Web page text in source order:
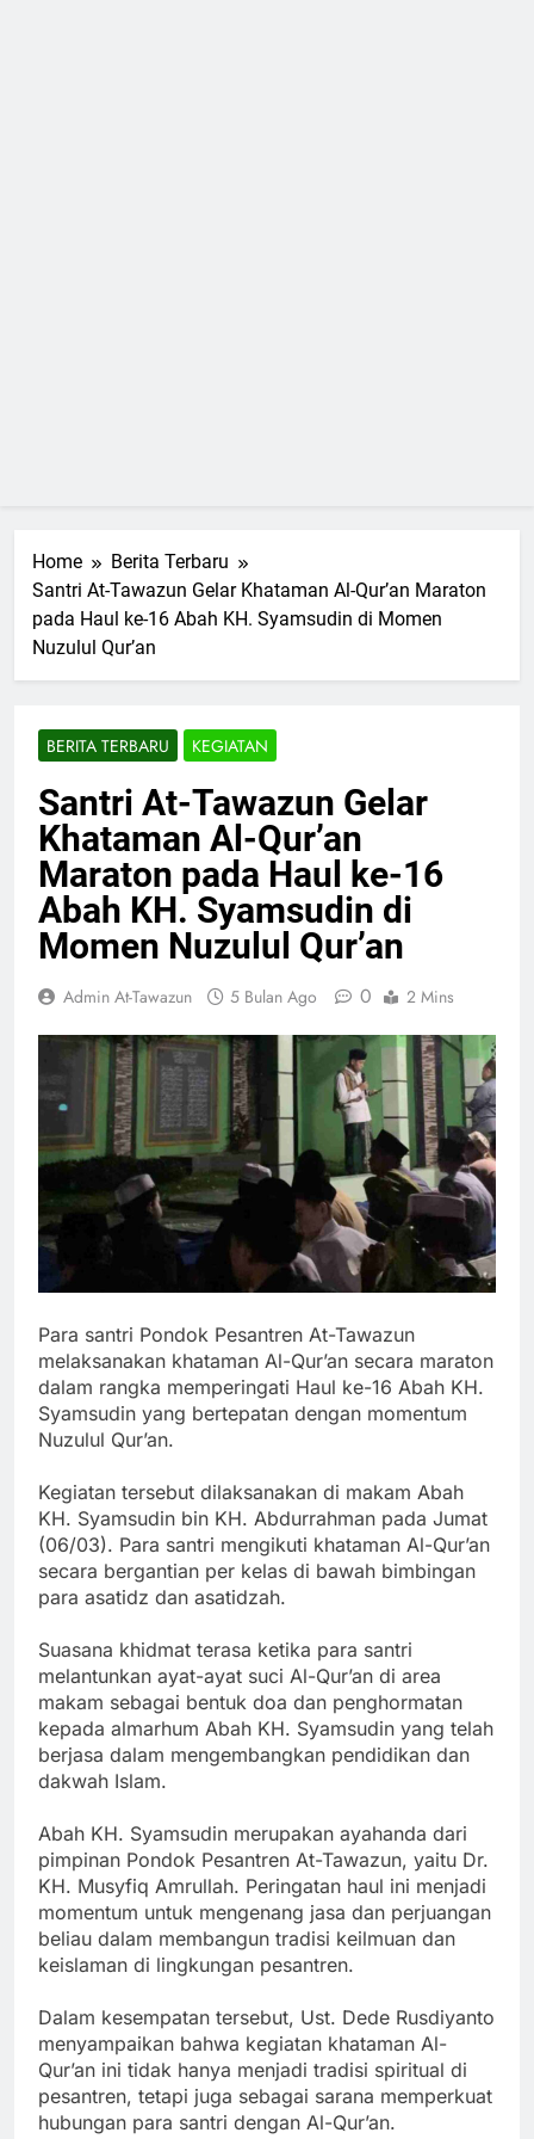
Home
Berita Terbaru
Santri At-Tawazun Gelar Khataman Al-Qur’an Maraton
pada Haul ke-16 Abah KH. Syamsudin di Momen
Nuzulul Qur’an
BERITA TERBARU KEGIATAN
Santri At-Tawazun Gelar
Khataman Al-Qur’an
Maraton pada Haul ke-16
Abah KH. Syamsudin di
Momen Nuzulul Qur’an
Admin At-Tawazun 5 Bulan Ago 0 2 Mins
Para santri Pondok Pesantren At-Tawazun
melaksanakan khataman Al-Qur’an secara maraton
dalam rangka memperingati Haul ke-16 Abah KH.
Syamsudin yang bertepatan dengan momentum
Nuzulul Qur’an.
Kegiatan tersebut dilaksanakan di makam Abah
KH. Syamsudin bin KH. Abdurrahman pada Jumat
(06/03). Para santri mengikuti khataman Al-Qur’an
secara bergantian per kelas di bawah bimbingan
para asatidz dan asatidzah.
Suasana khidmat terasa ketika para santri
melantunkan ayat-ayat suci Al-Qur’an di area
makam sebagai bentuk doa dan penghormatan
kepada almarhum Abah KH. Syamsudin yang telah
berjasa dalam mengembangkan pendidikan dan
dakwah Islam.
Abah KH. Syamsudin merupakan ayahanda dari
pimpinan Pondok Pesantren At-Tawazun, yaitu Dr.
KH. Musyfiq Amrullah. Peringatan haul ini menjadi
momentum untuk mengenang jasa dan perjuangan
beliau dalam membangun tradisi keilmuan dan
keislaman di lingkungan pesantren.
Dalam kesempatan tersebut, Ust. Dede Rusdiyanto
menyampaikan bahwa kegiatan khataman Al-
Qur’an ini tidak hanya menjadi tradisi spiritual di
pesantren, tetapi juga sebagai sarana memperkuat
hubungan para santri dengan Al-Qur’an.